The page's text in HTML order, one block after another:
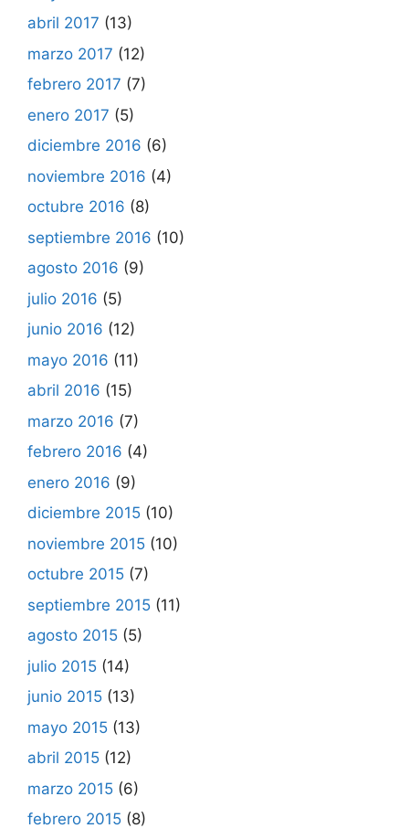
abril 2017 (13)
marzo 2017 (12)
febrero 2017 (7)
enero 2017 (5)
diciembre 2016 (6)
noviembre 2016 (4)
octubre 2016 (8)
septiembre 2016 (10)
agosto 2016 (9)
julio 2016 (5)
junio 2016 (12)
mayo 2016 (11)
abril 2016 (15)
marzo 2016 (7)
febrero 2016 (4)
enero 2016 (9)
diciembre 2015 (10)
noviembre 2015 (10)
octubre 2015 (7)
septiembre 2015 (11)
agosto 2015 (5)
julio 2015 (14)
junio 2015 (13)
mayo 2015 (13)
abril 2015 (12)
marzo 2015 (6)
febrero 2015 (8)